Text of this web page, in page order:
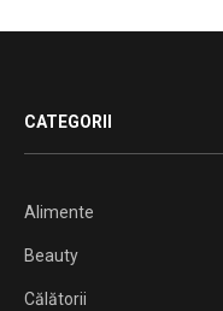
CATEGORII
Alimente
Beauty
Călătorii